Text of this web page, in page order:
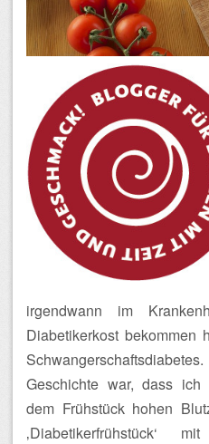
irgendwann im
Diabetikerkost bekommen
Geschichte war, dass ich
dem Frühstück hohen
‚Diabetikerfrühstück‘